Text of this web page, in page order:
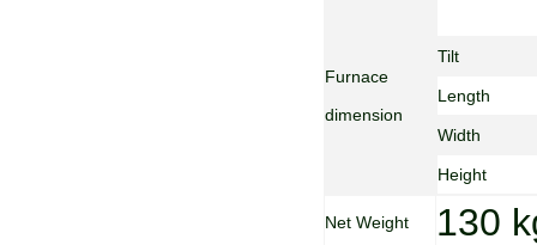
Furnace
dimension
Tilt
Length
Width
Height
Net Weight 130